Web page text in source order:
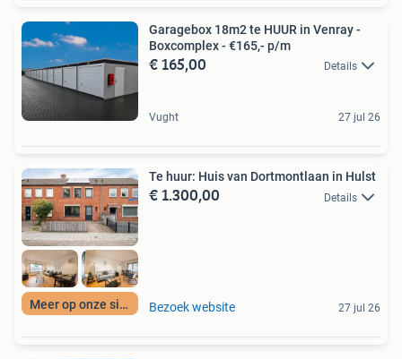
Garagebox 18m2 te HUUR in Venray -
Boxcomplex - €165,- p/m
€ 165,00 Details
Vught 27 jul 26
Meer op onze site
Te huur: Huis van Dortmontlaan in Hulst
€ 1.300,00 Details
Bezoek website 27 jul 26